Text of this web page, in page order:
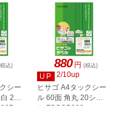
込)
シー
20
880 円 (税込)
UP
2/10up
ヒサゴ A4タックシー
ル 60面 角丸 20シー
ト FSCOP902